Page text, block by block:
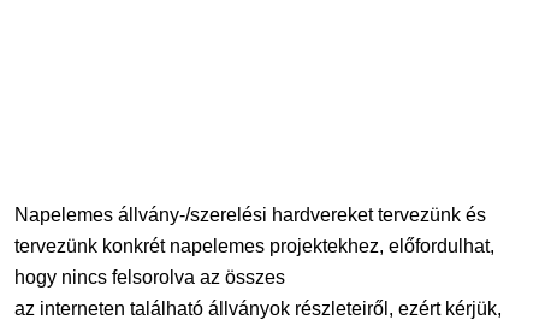
Napelemes állvány-/szerelési hardvereket tervezünk és
tervezünk konkrét napelemes projektekhez, előfordulhat,
hogy nincs felsorolva az összes
az interneten található állványok részleteiről, ezért kérjük,